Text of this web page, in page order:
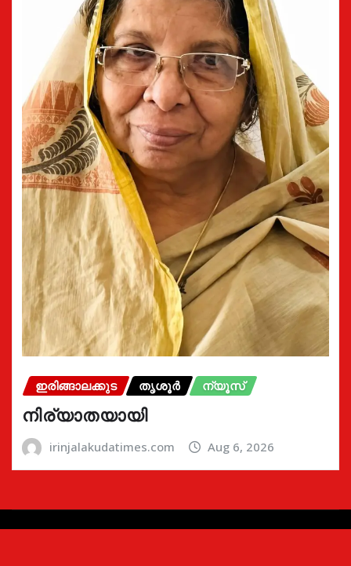
ഇരിങ്ങാലക്കുട തൃശൂർ ന്യൂസ്
നിര്യാതയായി
irinjalakudatimes.com Aug 6, 2026